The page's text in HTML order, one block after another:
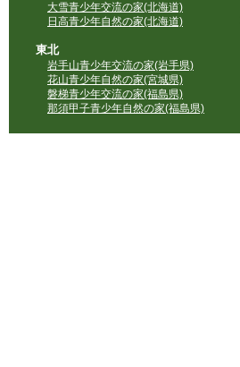
大雪青少年交流の家(北海道)
日高青少年自然の家(北海道)
東北
岩手山青少年交流の家(岩手県)
花山青少年自然の家(宮城県)
磐梯青少年交流の家(福島県)
那須甲子青少年自然の家(福島県)